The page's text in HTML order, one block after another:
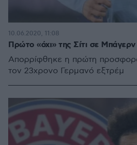
Πρώτο «όχι» της Σίτι σε
Απορρίφθηκε η πρώτη
τον 23χρονο Γερμανό εξτρέμ
10.06.2020, 11:08